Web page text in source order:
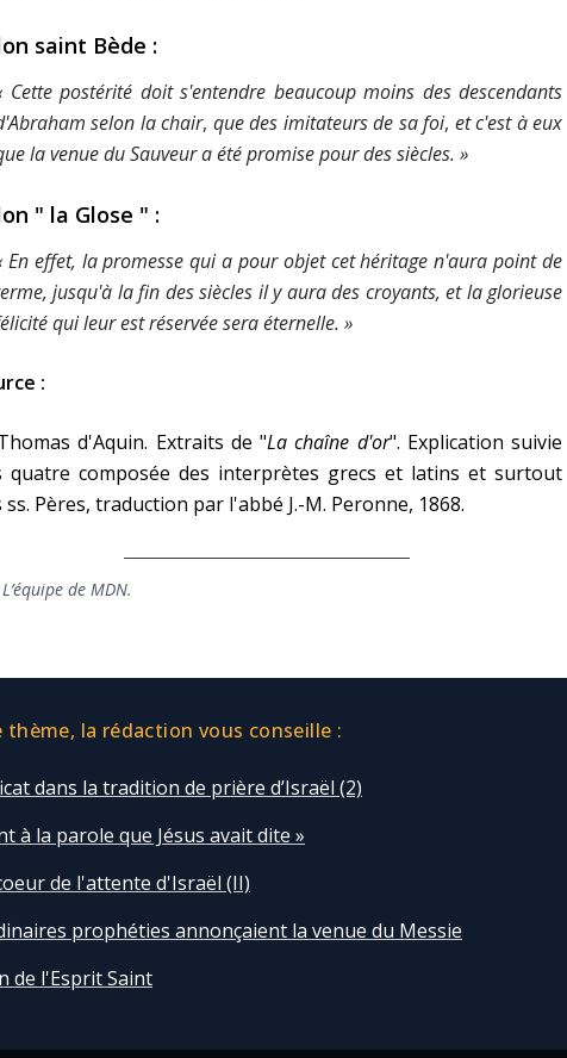
saint Bède :
Cette postérité doit s'entendre beaucoup moins des descendants
selon la chair, que des imitateurs de sa foi, et c'est à eux
la venue du Sauveur a été promise pour des siècles. »
" la Glose " :
En effet, la promesse qui a pour objet cet héritage n'aura point de
jusqu'à la fin des siècles il y aura des croyants, et la glorieuse
qui leur est réservée sera éternelle. »
:
d'Aquin. Extraits de "La chaîne d'or". Explication suivie
quatre composée des interprètes grecs et latins et surtout
ss. Pères, traduction par l'abbé J.-M. Peronne, 1868.
de MDN.
thème, la rédaction vous conseille :
dans la tradition de prière d’Israël (2)
à la parole que Jésus avait dite »
de l'attente d'Israël (II)
prophéties annonçaient la venue du Messie
de l'Esprit Saint